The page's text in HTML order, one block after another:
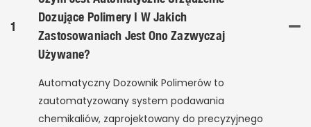
1
Dozujące Polimery I W Jakich
Zastosowaniach Jest Ono Zazwyczaj
Używane?
Automatyczny Dozownik Polimerów to
zautomatyzowany system podawania
chemikaliów, zaprojektowany do precyzyjnego